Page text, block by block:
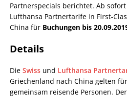
Partnerspecials berichtet. Ab
Lufthansa Partnertarife in First-
China für Buchungen bis
Details
Die Swiss und Lufthansa
Griechenland nach China gelten
gemeinsam reisende Personen.